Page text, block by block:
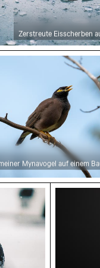
Zerstreute Eisscherben
hinter blauer
Mynavogel auf
Mynavogel auf einem
Schnee